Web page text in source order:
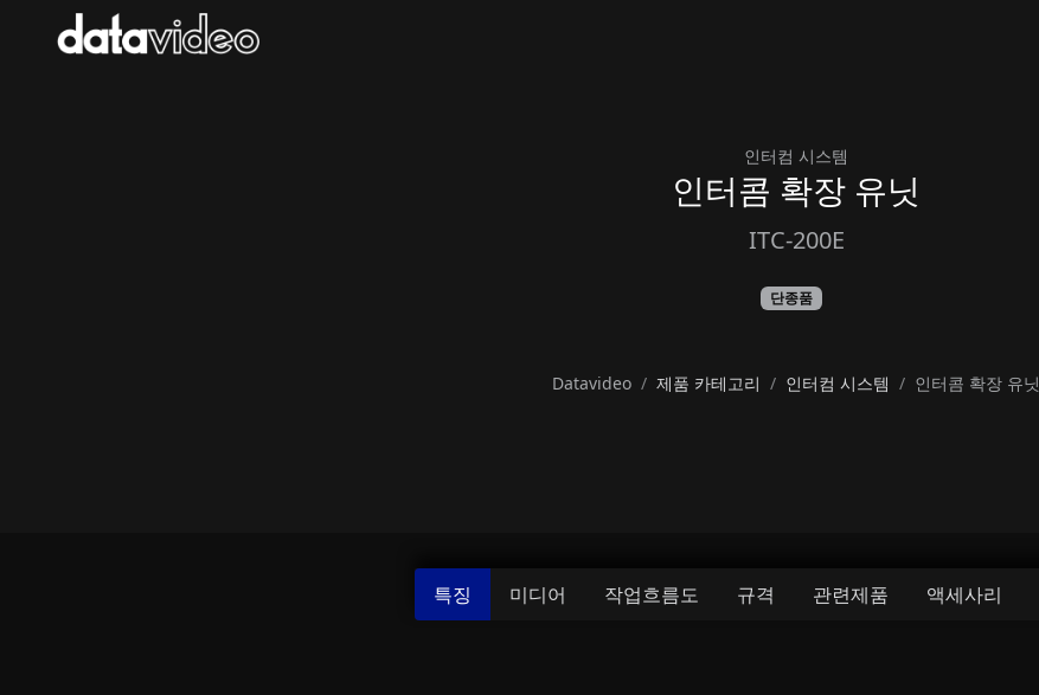
인터컴 시스템
인터콤 확장 유닛
ITC-200E
단종품
Datavideo 제품 카테고리 인터컴 시스템 인터콤 확장 유닛
특징 미디어 작업흐름도 규격 관련제품 액세사리